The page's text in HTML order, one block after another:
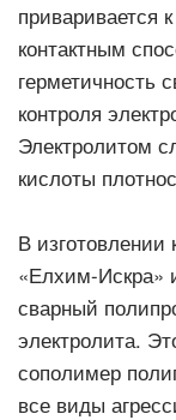
приваривается
контактным
герметичность
контроля
Электролитом
кислоты
В изготовлении
«Елхим-Искра»
сварный
электролита.
сополимер
все виды